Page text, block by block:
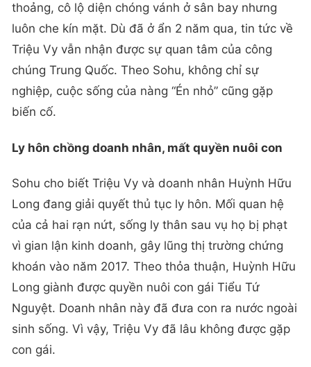
thoảng, cô lộ diện chóng vánh ở sân bay nhưng
luôn che kín mặt. Dù đã ở ẩn 2 năm qua, tin tức về
Triệu Vy vẫn nhận được sự quan tâm của công
chúng Trung Quốc. Theo Sohu, không chỉ sự
nghiệp, cuộc sống của nàng “Én nhỏ” cũng gặp
biến cố.
Ly hôn chồng doanh nhân, mất quyền nuôi con
Sohu cho biết Triệu Vy và doanh nhân Huỳnh Hữu
Long đang giải quyết thủ tục ly hôn. Mối quan hệ
của cả hai rạn nứt, sống ly thân sau vụ họ bị phạt
vì gian lận kinh doanh, gây lũng thị trường chứng
khoán vào năm 2017. Theo thỏa thuận, Huỳnh Hữu
Long giành được quyền nuôi con gái Tiểu Tứ
Nguyệt. Doanh nhân này đã đưa con ra nước ngoài
sinh sống. Vì vậy, Triệu Vy đã lâu không được gặp
con gái.